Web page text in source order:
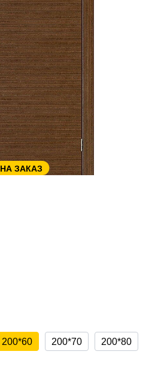
НА ЗАКАЗ
200*60 200*70 200*80